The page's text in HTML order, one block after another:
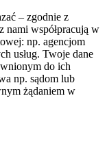
– zgodnie z
nami współpracują w
np. agencjom
usług. Twoje dane
do ich
np. sądom lub
żądaniem w